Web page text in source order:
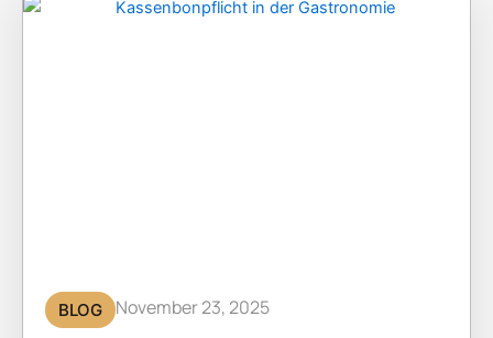
BLOG November 23, 2025